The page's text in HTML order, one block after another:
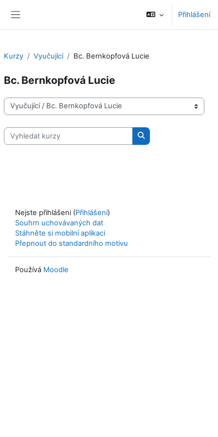
Přihlášení
Kurzy Vyučující Bc. Bernkopfová Lucie
Bc. Bernkopfová Lucie
Kategorie kurzů
Vyhledat kurzy
Vyhledat kurzy
Nejste přihlášeni (Přihlášení)
Souhrn uchovávaných dat
Stáhněte si mobilní aplikaci
Přepnout do standardního motivu
Používá Moodle